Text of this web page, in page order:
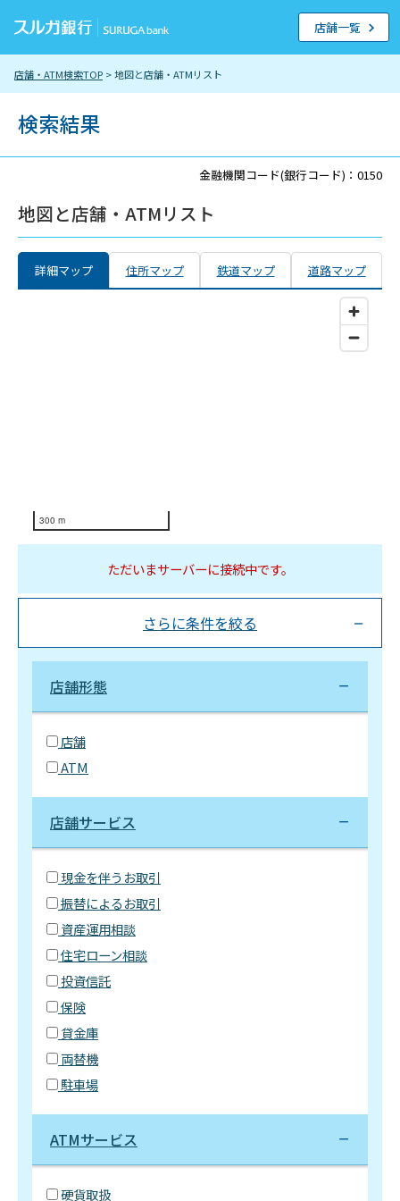
店舗・ATM検索TOP > 地図と店舗・ATMリスト
店舗一覧
検索結果
金融機関コード(銀行コード)：0150
地図と店舗・ATMリスト
詳細マップ 住所マップ 鉄道マップ 道路マップ
300 m
ただいまサーバーに接続中です。
さらに条件を絞る
店舗形態
店舗
ATM
店舗サービス
現金を伴うお取引
振替によるお取引
資産運用相談
住宅ローン相談
投資信託
保険
貸金庫
両替機
駐車場
ATMサービス
硬貨取扱